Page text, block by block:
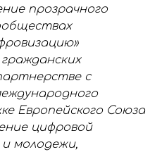
прозрачного
с
Европейского Союза
цифровой
молодежи,